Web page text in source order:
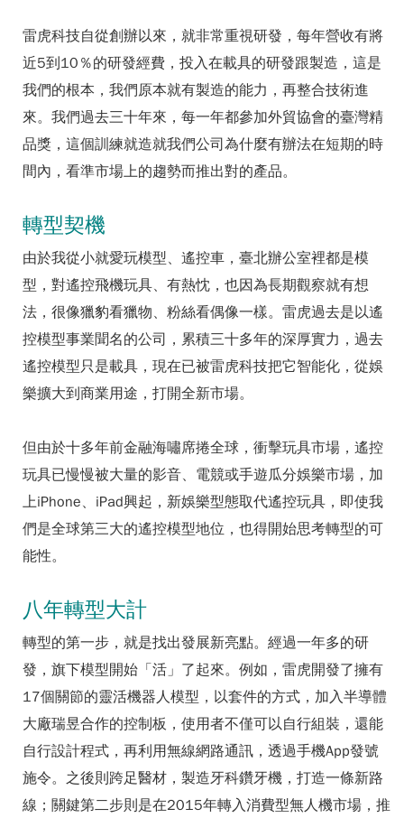
雷虎科技自從創辦以來，就非常重視研發，每年營收有將
近5到10％的研發經費，投入在載具的研發跟製造，這是
我們的根本，我們原本就有製造的能力，再整合技術進
來。我們過去三十年來，每一年都參加外貿協會的臺灣精
品獎，這個訓練就造就我們公司為什麼有辦法在短期的時
間內，看準市場上的趨勢而推出對的產品。
轉型契機
由於我從小就愛玩模型、遙控車，臺北辦公室裡都是模
型，對遙控飛機玩具、有熱忱，也因為長期觀察就有想
法，很像獵豹看獵物、粉絲看偶像一樣。雷虎過去是以遙
控模型事業聞名的公司，累積三十多年的深厚實力，過去
遙控模型只是載具，現在已被雷虎科技把它智能化，從娛
樂擴大到商業用途，打開全新市場。
但由於十多年前金融海嘯席捲全球，衝擊玩具市場，遙控
玩具已慢慢被大量的影音、電競或手遊瓜分娛樂市場，加
上iPhone、iPad興起，新娛樂型態取代遙控玩具，即使我
們是全球第三大的遙控模型地位，也得開始思考轉型的可
能性。
八年轉型大計
轉型的第一步，就是找出發展新亮點。經過一年多的研
發，旗下模型開始「活」了起來。例如，雷虎開發了擁有
17個關節的靈活機器人模型，以套件的方式，加入半導體
大廠瑞昱合作的控制板，使用者不僅可以自行組裝，還能
自行設計程式，再利用無線網路通訊，透過手機App發號
施令。之後則跨足醫材，製造牙科鑽牙機，打造一條新路
線；關鍵第二步則是在2015年轉入消費型無人機市場，推